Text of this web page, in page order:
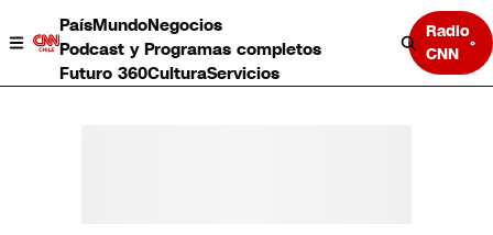
PaísMundoNegocios
Podcast y Programas completos
Futuro 360CulturaServicios
Radio
CNN